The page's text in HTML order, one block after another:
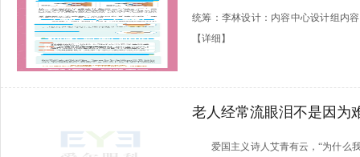
统筹：李林设计：内容中心设计组内
【详细】
老人经常流眼泪不是因为
爱国主义诗人艾青有云，“为什么